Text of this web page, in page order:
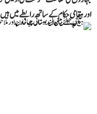
اور مقامی حکام کے ساتھ رابطے میں ہیں